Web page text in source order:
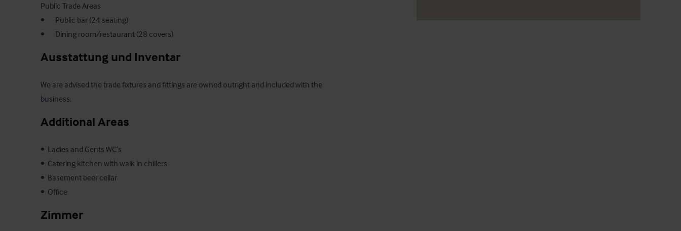
Public Trade Areas
•       Public bar (24 seating)
•       Dining room/restaurant (28 covers)
Ausstattung und Inventar
We are advised the trade fixtures and fittings are owned outright and included with the
business.
Additional Areas
•  Ladies and Gents WC’s
•  Catering kitchen with walk in chillers
•  Basement beer cellar
•  Office
Zimmer